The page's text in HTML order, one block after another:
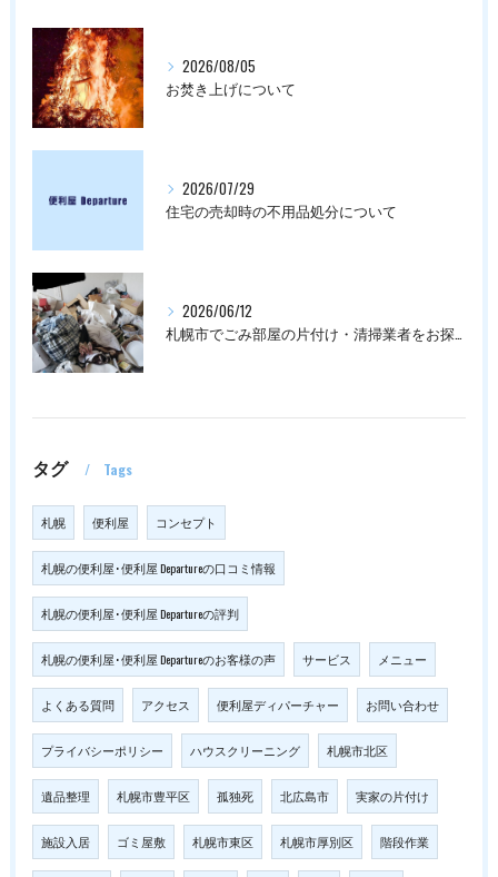
2026/08/05
お焚き上げについて
2026/07/29
住宅の売却時の不用品処分について
2026/06/12
札幌市でごみ部屋の片付け・清掃業者をお探しの方は
タグ Tags
札幌 便利屋 コンセプト
札幌の便利屋･便利屋 Departureの口コミ情報
札幌の便利屋･便利屋 Departureの評判
札幌の便利屋･便利屋 Departureのお客様の声 サービス メニュー
よくある質問 アクセス 便利屋ディパーチャー お問い合わせ
プライバシーポリシー ハウスクリーニング 札幌市北区
遺品整理 札幌市豊平区 孤独死 北広島市 実家の片付け
施設入居 ゴミ屋敷 札幌市東区 札幌市厚別区 階段作業